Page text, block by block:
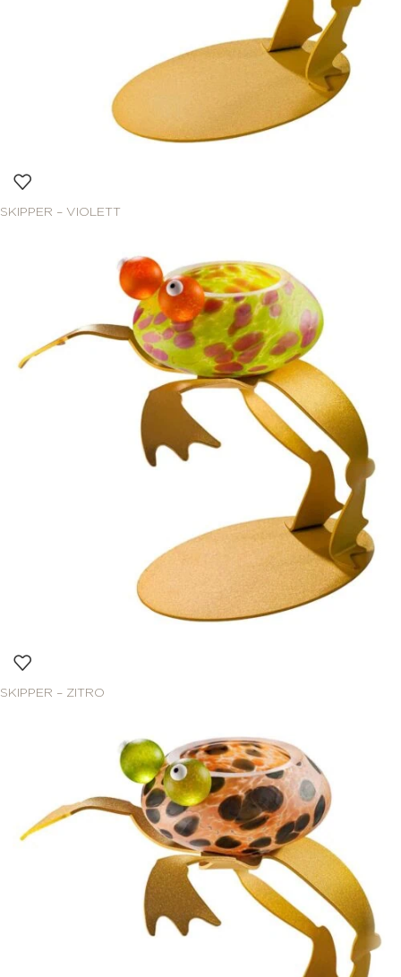
SKIPPER – VIOLETT
SKIPPER – ZITRO